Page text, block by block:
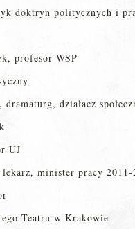
doktryn politycznych i
profesor WSP
działacz
UJ
lekarz, minister pracy
Teatru w Krakowie